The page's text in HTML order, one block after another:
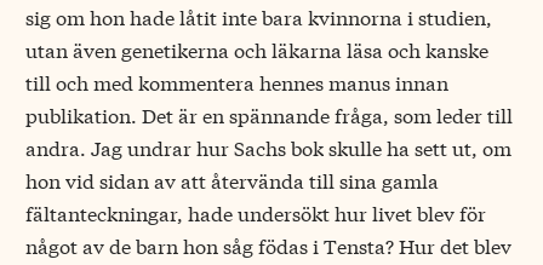
sig om hon hade låtit inte bara kvinnorna i studien,
utan även genetikerna och läkarna läsa och kanske
till och med kommentera hennes manus innan
publikation. Det är en spännande fråga, som leder till
andra. Jag undrar hur Sachs bok skulle ha sett ut, om
hon vid sidan av att återvända till sina gamla
fältanteckningar, hade undersökt hur livet blev för
något av de barn hon såg födas i Tensta? Hur det blev